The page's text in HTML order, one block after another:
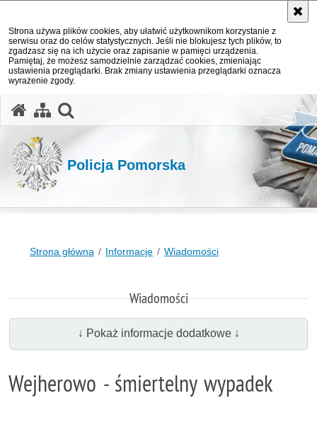
Strona używa plików cookies, aby ułatwić użytkownikom korzystanie z
serwisu oraz do celów statystycznych. Jeśli nie blokujesz tych plików, to
zgadzasz się na ich użycie oraz zapisanie w pamięci urządzenia.
Pamiętaj, że możesz samodzielnie zarządzać cookies, zmieniając
ustawienia przeglądarki. Brak zmiany ustawienia przeglądarki oznacza
wyrażenie zgody.
Policja Pomorska
Strona główna Informacje Wiadomości
Wiadomości
↓ Pokaż informacje dodatkowe ↓
Wejherowo - śmiertelny wypadek